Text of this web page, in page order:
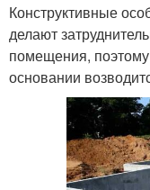
Конструктивные
делают
помещения,
основании